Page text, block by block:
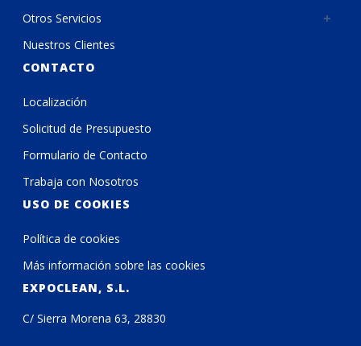
Otros Servicios
Nuestros Clientes
CONTACTO
Localización
Solicitud de Presupuesto
Formulario de Contacto
Trabaja con Nosotros
USO DE COOKIES
Política de cookies
Más información sobre las cookies
EXPOCLEAN, S.L.
C/ Sierra Morena 63, 28830